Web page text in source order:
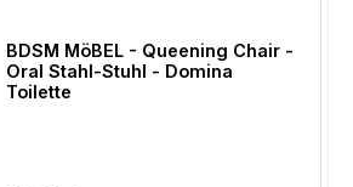
BDSM MöBEL - Queening Chair -
Oral Stahl-Stuhl - Domina
Toilette